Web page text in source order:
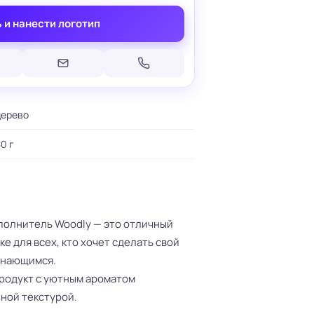
нанести логотип
г
Woodly — это отличный
для всех, кто хочет сделать свой
с уютным ароматом
текстурой.